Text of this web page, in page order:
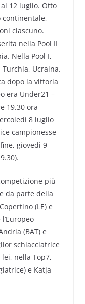
12 luglio. Otto
ciascuno.
nella Pool II
Nella Pool I,
Turchia, Ucraina.
dopo la vittoria
era Under21 –
19.30 ora
8 luglio
campionesse
giovedì 9
più
da parte della
(LE) e
(BAT) e
schiacciatrice
nella Top7,
e Katja